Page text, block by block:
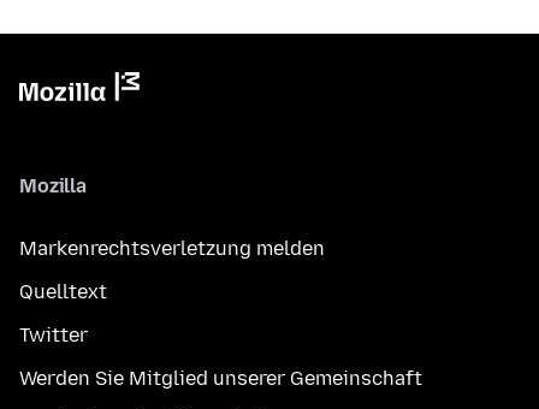
Mozilla
Markenrechtsverletzung melden
Quelltext
Twitter
Werden Sie Mitglied unserer Gemeinschaft